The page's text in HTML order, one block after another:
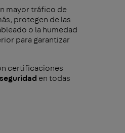
mayor tráfico de
protegen de las
o la humedad
para garantizar
certificaciones
en todas